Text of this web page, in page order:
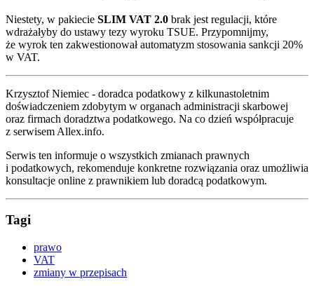
Niestety, w pakiecie SLIM VAT 2.0 brak jest regulacji, które
wdrażałyby do ustawy tezy wyroku TSUE. Przypomnijmy,
że wyrok ten zakwestionował automatyzm stosowania sankcji 20%
w VAT.
Krzysztof Niemiec - doradca podatkowy z kilkunastoletnim
doświadczeniem zdobytym w organach administracji skarbowej
oraz firmach doradztwa podatkowego. Na co dzień współpracuje
z serwisem Allex.info.
Serwis ten informuje o wszystkich zmianach prawnych
i podatkowych, rekomenduje konkretne rozwiązania oraz umożliwia
konsultacje online z prawnikiem lub doradcą podatkowym.
Tagi
prawo
VAT
zmiany w przepisach